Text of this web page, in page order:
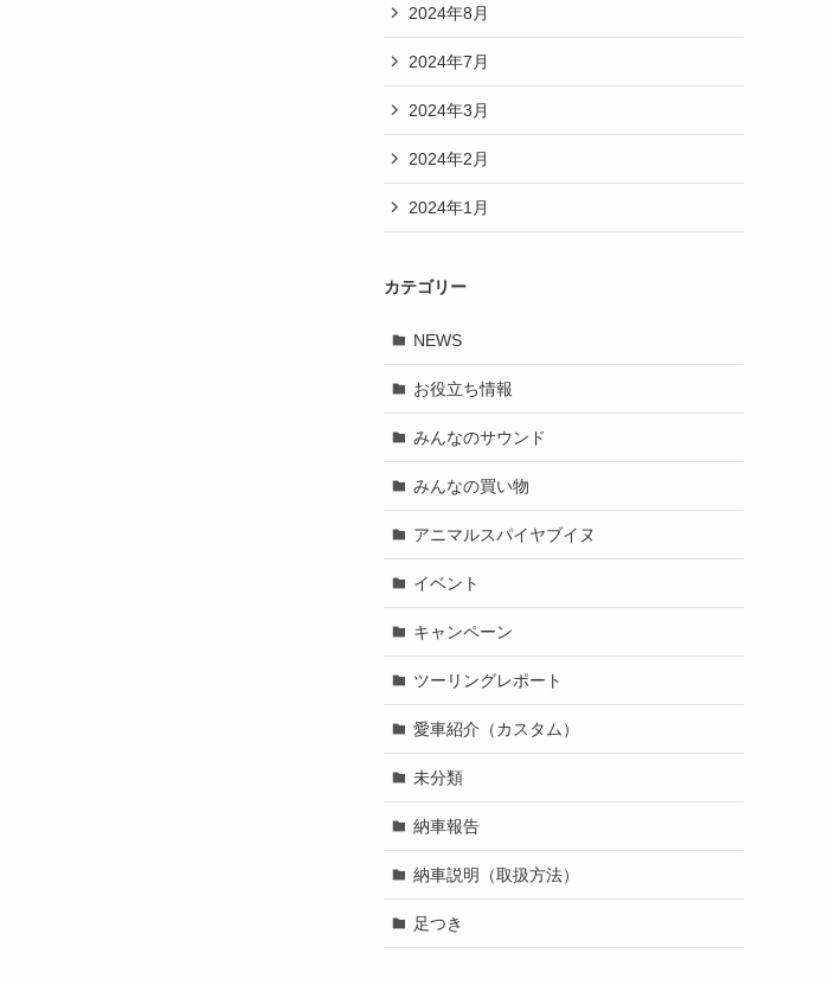
2024年8月
2024年7月
2024年3月
2024年2月
2024年1月
カテゴリー
NEWS
お役立ち情報
みんなのサウンド
みんなの買い物
アニマルスパイヤブイヌ
イベント
キャンペーン
ツーリングレポート
愛車紹介（カスタム）
未分類
納車報告
納車説明（取扱方法）
足つき